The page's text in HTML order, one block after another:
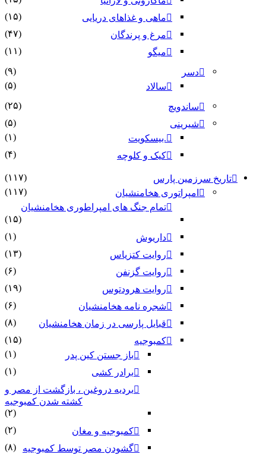
ماهی و غذاهای دریایی
(۱۵)
مرغ و پرندگان
(۴۷)
میگو
(۱۱)
دسر
(۹)
سالاد
(۵)
ساندویچ
(۲۵)
شیرینی
(۵)
.بیسکویت
(۱)
کیک و کلوچه
(۴)
تاریخ سرزمین پارس
(۱۱۷)
امپراتوری هخامنشیان
(۱۱۷)
تمام جنگ های امپراطوری هخامنشیان
(۱۵)
داریوش
(۱)
روایت کتزیاس
(۱۳)
روایت گزنفن
(۶)
روایت هرودتوس
(۱۹)
شجره نامه هخامنشیان
(۶)
قبایل پارسی در زمان هخامنشیان
(۸)
کمبوجیه
(۱۵)
باز جستن کین پدر
(۱)
برادر کشی
(۱)
بردیه دروغین ، بازگشت از مصر و
کشته شدن کمبوجیه
(۲)
کمبوجیه و مغان
(۲)
گشودن مصر توسط کمبوجیه
(۸)